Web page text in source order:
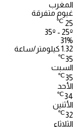
المغرب
غيوم متفرقة
25
℃
35º - 25º
31%
1.32 كيلومتر/ساعة
35
℃
السبت
35
℃
الأحد
34
℃
الأثنين
32
℃
الثلاثاء